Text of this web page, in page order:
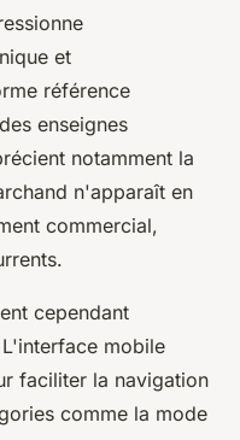
et
référence
enseignes
notamment la
n'apparaît en
commercial,
cependant
mobile
faciliter la navigation
comme la mode